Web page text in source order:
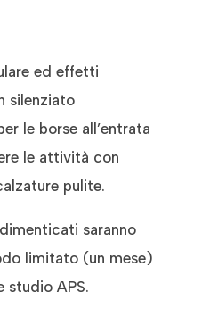
ed effetti
silenziato
le borse all’entrata
le attività con
pulite.
saranno
limitato (un mese)
studio APS.